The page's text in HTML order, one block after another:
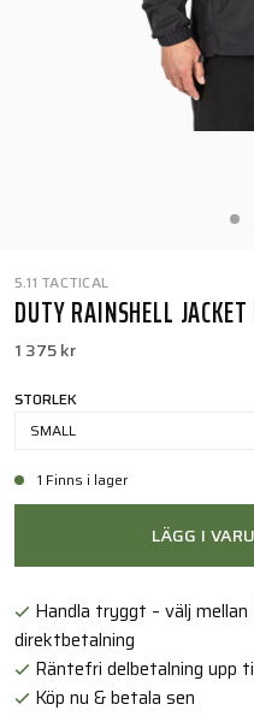
5.11 TACTICAL
DUTY RAINSHELL
1 375 kr
STORLEK
SMALL
1 Finns i lager
LÄGG I
Handla tryggt – välj
direktbetalning
Räntefri delbetalning upp
Köp nu & betala sen